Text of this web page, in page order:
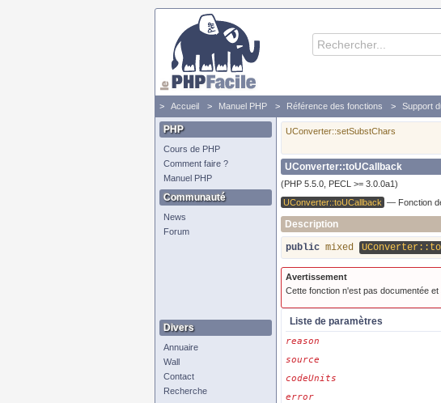
Accueil Manuel PHP Référence des fonctions Support
PHP
Cours de PHP
Comment faire ?
Manuel PHP
Communauté
News
Forum
Divers
Annuaire
Wall
Contact
Recherche
UConverter::setSubstChars
UConverter::toUCallback
(PHP 5.5.0, PECL >= 3.0.0a1)
UConverter::toUCallback — Fonction
Description
public mixed
Avertissement
Cette fonction n'est pas documentée
Liste de paramètres
reason
source
codeUnits
error